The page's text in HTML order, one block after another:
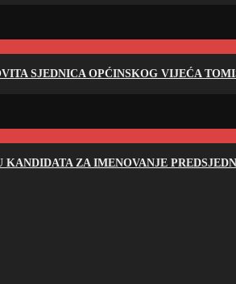
SJEDNICA OPĆINSKOG VIJEĆA
KANDIDATA ZA IMENOVANJE